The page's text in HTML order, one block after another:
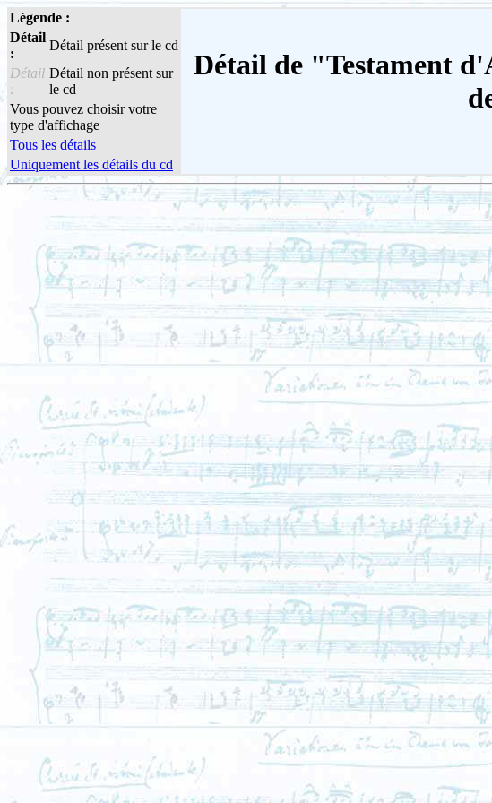
Légende :
Détail de "Testament
Détail
:
Détail présent sur le cd
Détail
:
Détail non présent sur
le cd
Vous pouvez choisir votre
type d'affichage
Tous les détails
Uniquement les détails du cd